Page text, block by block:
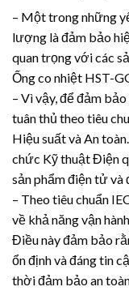
– Một trong những
lượng là đảm bảo
quan trọng với các
Ống co nhiệt HST-
– Vì vậy, để đảm
tuân thủ theo tiêu
Hiệu suất và An
chức Kỹ thuật Điện
sản phẩm điện tử
– Theo tiêu chuẩn
về khả năng vận
Điều này đảm bảo
ổn định và đáng tin
thời đảm bảo an